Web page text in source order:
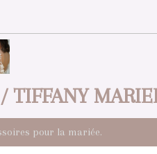
TIFFANY
pour la mariée.